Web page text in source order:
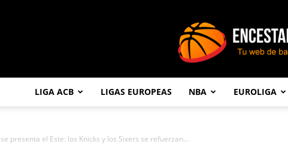
LIGA ACB LIGAS EUROPEAS NBA EUROLIGA
presenta el Este: los Knicks y los Sixers se refuerzan...